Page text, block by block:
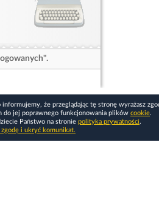
że przeglądając tę stronę wyrażasz
do jej poprawnego funkcjonowania plików cookie.
Państwo na stronie polityka prywatności.
i ukryć komunikat.